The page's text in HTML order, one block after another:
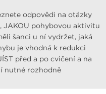
odpovědi na otázky
JAKOU pohybovou aktivitu
šanci u ní vydržet, jaká
je vhodná k redukci
před a po cvičení a na
nutné rozhodně